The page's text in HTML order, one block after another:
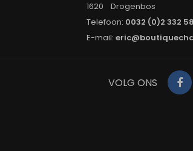
1620 Drogenbos
Telefoon: 0032 (0)2 332
E-mail:
VOLG ONS